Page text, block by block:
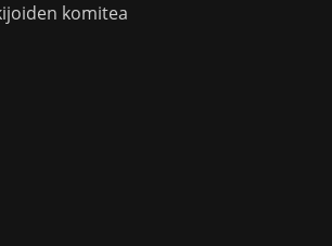
komitea